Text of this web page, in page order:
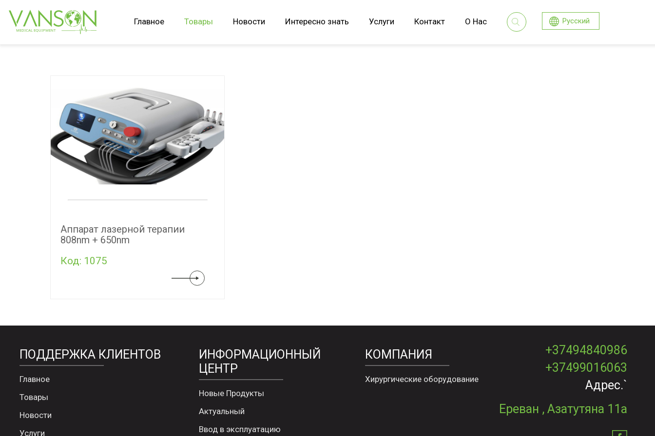
Главное Товары Новости Интересно знать Услуги Контакт О Нас Русский
Аппарат лазерной терапии
808nm + 650nm
Код: 1075
ПОДДЕРЖКА КЛИЕНТОВ
Главное
Товары
Новости
Услуги
ИНФОРМАЦИОННЫЙ
ЦЕНТР
Новые Продукты
Актуальный
Ввод в эксплуатацию
КОМПАНИЯ
Хирургические оборудование
+37494840986
+37499016063
Адрес.`
Ереван , Азатутяна 11а